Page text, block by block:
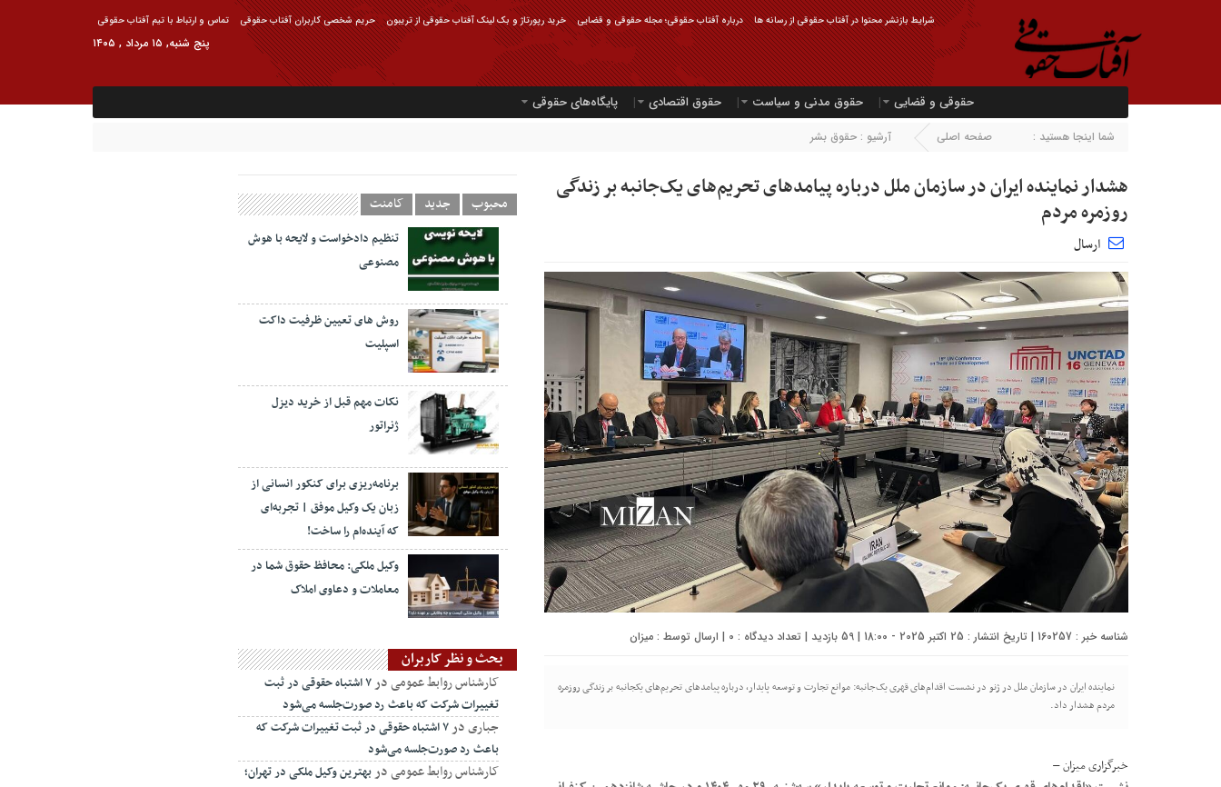
تماس و ارتباط با تیم آفتاب حقوقی حریم شخصی کاربران آفتاب حقوقی خرید رپورتاژ و بک لینک آفتاب حقوقی از تریبون درباره آفتاب حقوقی؛ مجله حقوقی و قضایی شرایط بازنشر محتوا در آفتاب حقوقی از رسانه ها
پنج شنبه, ۱۵ مرداد , ۱۴۰۵
حقوقی و قضایی حقوق مدنی و سیاست حقوق اقتصادی پایگاه‌های حقوقی
شما اینجا هستید : صفحه اصلی آرشیو : حقوق بشر
هشدار نماینده ایران در سازمان ملل درباره پیامدهای تحریم‌های یک‌جانبه بر زندگی
روزمره مردم
ارسال
شناسه خبر : 160257 | تاریخ انتشار : 25 اکتبر 2025 - 18:00 | 59 بازدید | تعداد دیدگاه : 0 | ارسال توسط : میزان
نماینده ایران در سازمان ملل در ژنو در نشست اقدام‌های قهری یک‌جانبه: موانع تجارت و توسعه پایدار، درباره پیامدهای تحریم‌های یکجانبه بر زندگی روزمره
مردم هشدار داد.
خبرگزاری میزان–
محبوب جدید کامنت
تنظیم دادخواست و لایحه با هوش
مصنوعی
روش های تعیین ظرفیت داکت
اسپلیت
نکات مهم قبل از خرید دیزل
ژنراتور
برنامه‌ریزی برای کنکور انسانی از
زبان یک وکیل موفق | تجربه‌ای
که آینده‌ام را ساخت!
وکیل ملکی: محافظ حقوق شما در
معاملات و دعاوی املاک
بحث و نظر کاربران
کارشناس روابط عمومیدر ۷ اشتباه حقوقی در ثبت
تغییرات شرکت که باعث رد صورت‌جلسه می‌شود
جباریدر ۷ اشتباه حقوقی در ثبت تغییرات شرکت که
باعث رد صورت‌جلسه می‌شود
کارشناس روابط عمومیدربهترین وکیل ملکی در تهران؛